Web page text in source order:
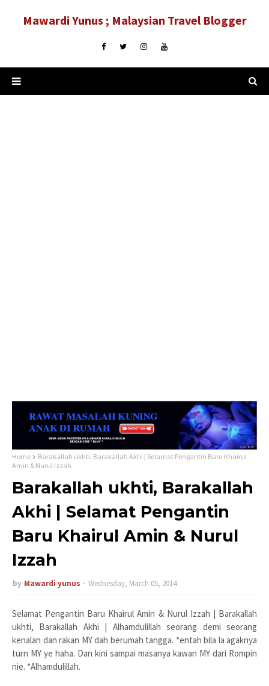
Mawardi Yunus ; Malaysian Travel Blogger
Home
Barakallah ukhti, Barakallah Akhi | Selamat Pengantin Baru Khairul
Amin & Nurul Izzah
Barakallah ukhti, Barakallah
Akhi | Selamat Pengantin
Baru Khairul Amin & Nurul
Izzah
by Mawardi yunus Wednesday, March 05, 2014
Selamat Pengantin Baru Khairul Amin & Nurul Izzah | Barakallah
ukhti, Barakallah Akhi | Alhamdulillah seorang demi seorang
kenalan dan rakan MY dah berumah tangga. *entah bila la agaknya
turn MY ye haha. Dan kini sampai masanya kawan MY dari Rompin
nie. *Alhamdulillah.